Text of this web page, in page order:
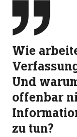

Wie
Und
offenbar
zu tun?